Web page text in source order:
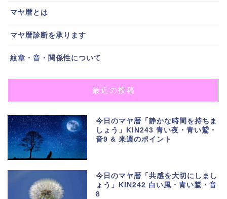
マヤ暦とは
マヤ暦診断を承ります
紋章・音・関係性について
最近の投稿
今日のマヤ暦「静かな時間を持ちま
しょう」KIN243 青い夜・青い鷲・
音9 & 来週のポイント
今日のマヤ暦「共感を大切にしまし
ょう」KIN242 白い風・青い鷲・音
8